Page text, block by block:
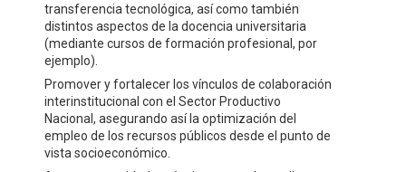
transferencia tecnológica, así como también
distintos aspectos de la docencia universitaria
(mediante cursos de formación profesional, por
ejemplo).
Promover y fortalecer los vínculos de colaboración
interinstitucional con el Sector Productivo
Nacional, asegurando así la optimización del
empleo de los recursos públicos desde el punto de
vista socioeconómico.